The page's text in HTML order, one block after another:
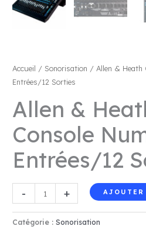
Accueil / Sonorisation / Allen & Heath
Entrées/12 Sorties
Allen &
Console
Entrées/12
-
quantité
de
Allen
+
Catégorie :Sonorisation